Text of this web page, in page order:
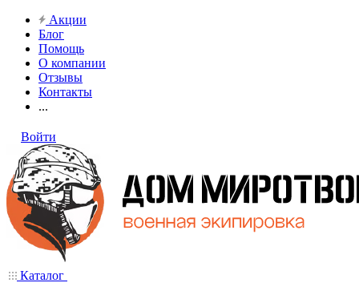
Акции
Блог
Помощь
О компании
Отзывы
Контакты
...
Войти
Каталог